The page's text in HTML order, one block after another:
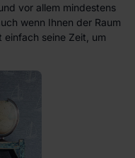
vor allem mindestens
wenn Ihnen der Raum
seine Zeit, um